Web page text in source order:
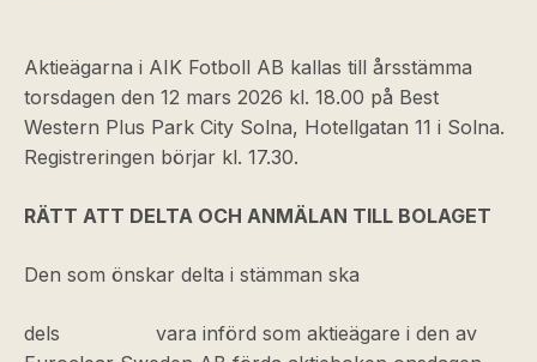
Aktieägarna i AIK Fotboll AB kallas till årsstämma
torsdagen den 12 mars 2026 kl. 18.00 på Best
Western Plus Park City Solna, Hotellgatan 11 i Solna.
Registreringen börjar kl. 17.30.
RÄTT ATT DELTA OCH ANMÄLAN TILL BOLAGET
Den som önskar delta i stämman ska
dels vara införd som aktieägare i den av